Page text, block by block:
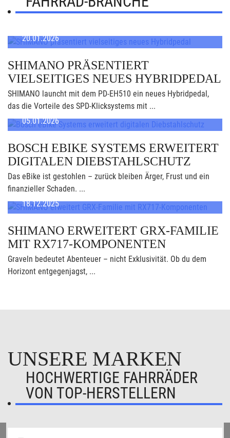
20.01.2026
SHIMANO PRÄSENTIERT
VIELSEITIGES NEUES HYBRIDPEDAL
SHIMANO launcht mit dem PD-EH510 ein neues Hybridpedal,
das die Vorteile des SPD-Klicksystems mit ...
05.01.2026
BOSCH EBIKE SYSTEMS ERWEITERT
DIGITALEN DIEBSTAHLSCHUTZ
Das eBike ist gestohlen – zurück bleiben Ärger, Frust und ein
finanzieller Schaden. ...
18.12.2025
SHIMANO ERWEITERT GRX-FAMILIE
MIT RX717-KOMPONENTEN
Graveln bedeutet Abenteuer – nicht Exklusivität. Ob du dem
Horizont entgegenjagst, ...
UNSERE MARKEN
HOCHWERTIGE FAHRRÄDER
VON TOP-HERSTELLERN